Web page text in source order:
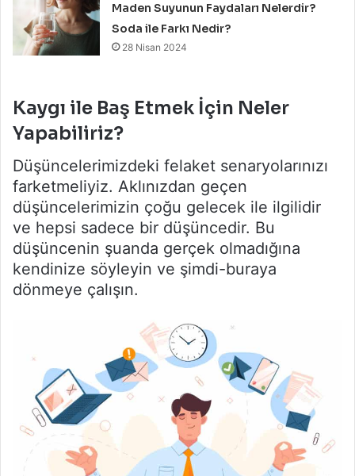
Maden Suyunun Faydaları Nelerdir?
Soda ile Farkı Nedir?
28 Nisan 2024
Kaygı ile Baş Etmek İçin Neler
Yapabiliriz?
Düşüncelerimizdeki felaket senaryolarınızı
farketmeliyiz. Aklınızdan geçen
düşüncelerimizin çoğu gelecek ile ilgilidir
ve hepsi sadece bir düşüncedir. Bu
düşüncenin şuanda gerçek olmadığına
kendinize söyleyin ve şimdi-buraya
dönmeye çalışın.